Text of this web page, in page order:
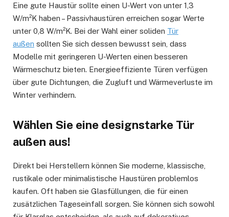
Eine gute Haustür sollte einen U-Wert von unter 1,3
W/m²K haben – Passivhaustüren erreichen sogar Werte
unter 0,8 W/m²K. Bei der Wahl einer soliden Tür
außen sollten Sie sich dessen bewusst sein, dass
Modelle mit geringeren U-Werten einen besseren
Wärmeschutz bieten. Energieeffiziente Türen verfügen
über gute Dichtungen, die Zugluft und Wärmeverluste im
Winter verhindern.
Wählen Sie eine designstarke Tür
außen aus!
Direkt bei Herstellern können Sie moderne, klassische,
rustikale oder minimalistische Haustüren problemlos
kaufen. Oft haben sie Glasfüllungen, die für einen
zusätzlichen Tageseinfall sorgen. Sie können sich sowohl